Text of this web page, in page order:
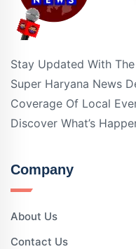
Stay Updated With
Super Haryana News
Coverage Of Local
Discover What’s
Company
About Us
Contact Us